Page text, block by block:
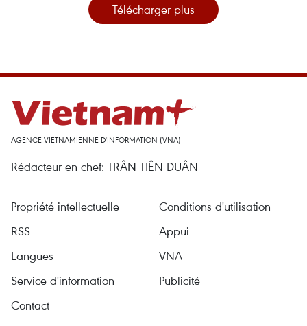
Télécharger plus
AGENCE VIETNAMIENNE D'INFORMATION (VNA)
Rédacteur en chef: TRÂN TIÊN DUÂN
Propriété intellectuelle
Conditions d'utilisation
RSS
Appui
Langues
VNA
Service d'information
Publicité
Contact